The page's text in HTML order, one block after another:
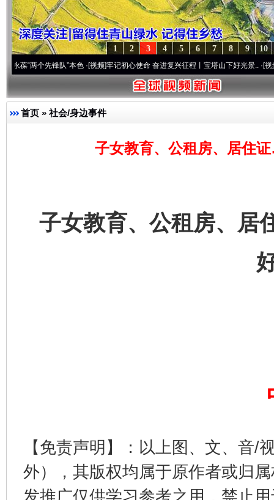
10
9
8
7
6
5
4
3
2
1
个先锋队”本色·[视频]牢记初心使命 奋进复兴征程丨宝塔山下好光景..·[视频]因党而
首页 » 社会/身边事件
子女教育、公租房、居住
子女教育、公租房、
【免责声明】：以上图、文、音/
外），其版权均属于原作者或归
发推广仅供学习参考之用，禁止
一纸欠